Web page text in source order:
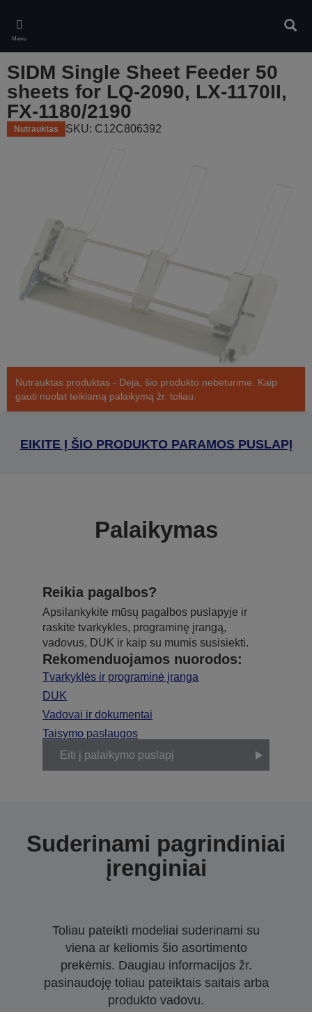
main
content
Meniu
SIDM Single Sheet Feeder 50
sheets for LQ-2090, LX-1170II,
FX-1180/2190
Nutrauktas SKU: C12C806392
Nutrauktas produktas - Deja, šio produkto nebeturime. Kaip
gauti nuolat teikiamą palaikymą žr. toliau.
EIKITE Į ŠIO PRODUKTO PARAMOS PUSLAPĮ
Palaikymas
Reikia pagalbos?
Apsilankykite mūsų pagalbos puslapyje ir
raskite tvarkykles, programinę įrangą,
vadovus, DUK ir kaip su mumis susisiekti.
Rekomenduojamos nuorodos:
Tvarkyklės ir programinė įranga
DUK
Vadovai ir dokumentai
Taisymo paslaugos
Eiti į palaikymo puslapį
Suderinami pagrindiniai
įrenginiai
Toliau pateikti modeliai suderinami su
viena ar keliomis šio asortimento
prekėmis. Daugiau informacijos žr.
pasinaudoję toliau pateiktais saitais arba
produkto vadovu.